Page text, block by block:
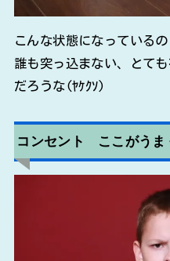
こんな状態になっている
誰も突っ込まない、とて
だろうな(ﾔｹｸｿ)
コンセント ここがうま